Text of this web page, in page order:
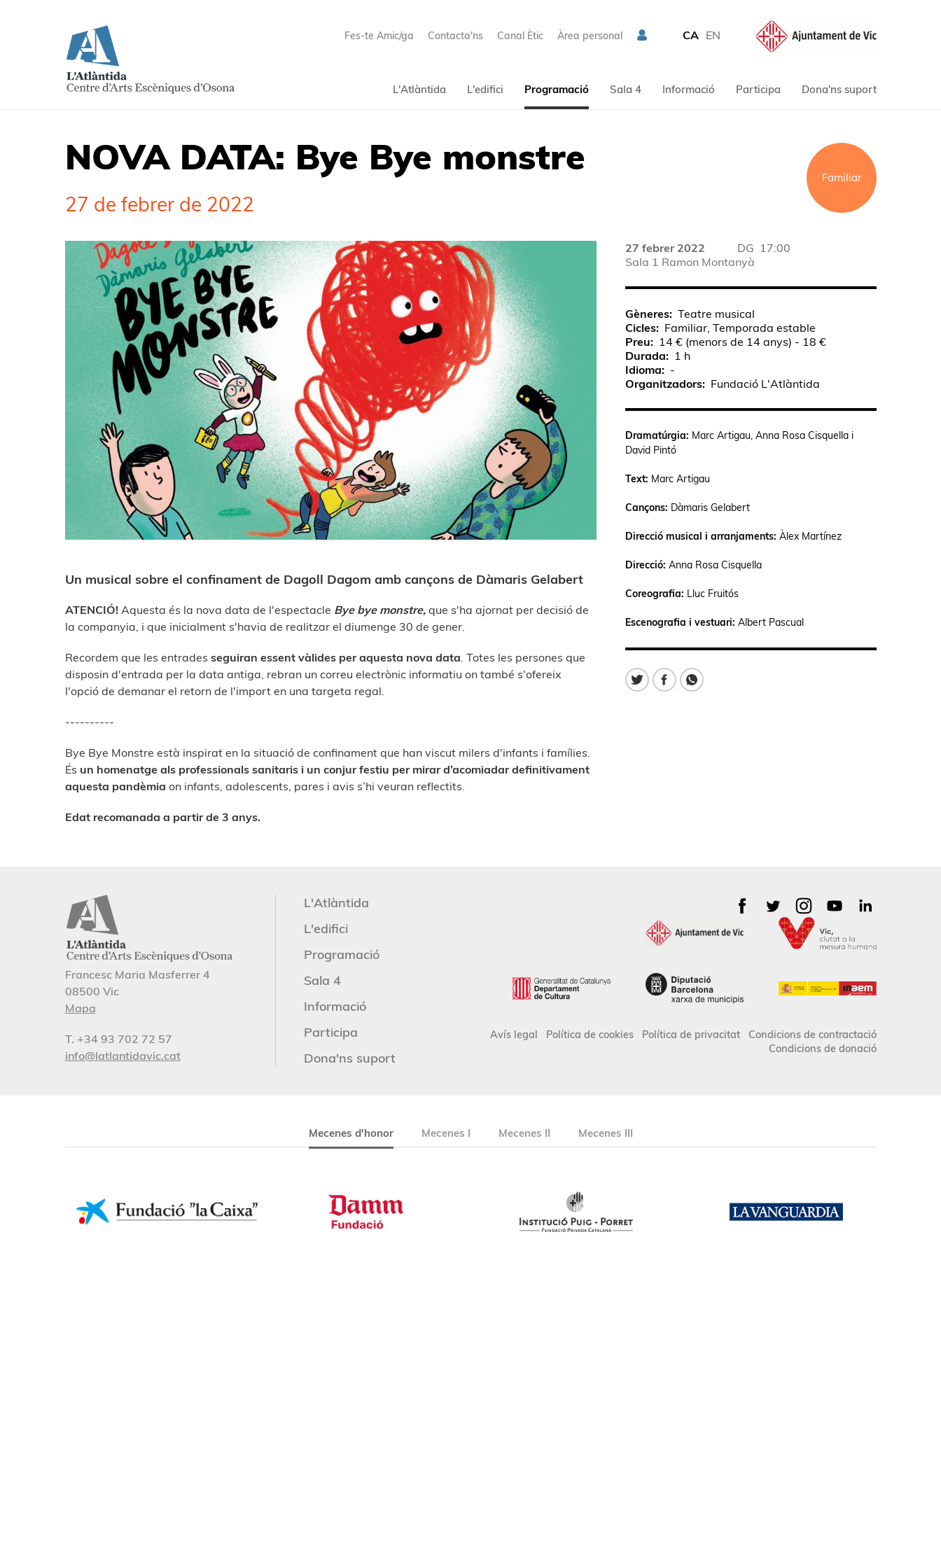
Fes-te Amic/ga Contacta'ns Canal Ètic Àrea personal CA EN
L'Atlàntida L'edifici Programació Sala 4 Informació Participa Dona'ns suport
NOVA DATA: Bye Bye monstre
27 de febrer de 2022
Familiar
Un musical sobre el confinament de Dagoll Dagom amb cançons de Dàmaris Gelabert
ATENCIÓ!Aquesta és la nova data de l'espectacle Bye bye monstre,que s'ha ajornat per decisió de
la companyia, i que inicialment s'havia de realitzar el diumenge 30 de gener.
Recordem que les entrades seguiran essent vàlides per aquesta nova data . Totes les persones que
disposin d'entrada per la data antiga, rebran un correu electrònic informatiu on també s'ofereix
l'opció de demanar el retorn de l'import en una targeta regal.
----------
Bye Bye Monstre està inspirat en la situació de confinament que han viscut milers d'infants i famílies.
És un homenatge als professionals sanitaris i un conjur festiu per mirar d’acomiadar definitivament
aquesta pandèmia on infants, adolescents, pares i avis s’hi veuran reflectits.
Edat recomanada a partir de 3 anys.
27 febrer 2022 DG 17:00
Sala 1 Ramon Montanyà
Gèneres
Teatre musical
Cicles
Familiar, Temporada estable
Preu
14 € (menors de 14 anys) - 18 €
Durada
1 h
Idioma
-
Organitzadors
Fundació L'Atlàntida
Dramatúrgia: Marc Artigau, Anna Rosa Cisquella i
David Pintó
Text: Marc Artigau
Cançons: Dàmaris Gelabert
Direcció musical i arranjaments: Àlex Martínez
Direcció: Anna Rosa Cisquella
Coreografia: Lluc Fruitós
Escenografia i vestuari: Albert Pascual
Francesc Maria Masferrer 4
08500 Vic
Mapa
T. +34 93 702 72 57
info@latlantidavic.cat
L'Atlàntida
L'edifici
Programació
Sala 4
Informació
Participa
Dona'ns suport
Avís legal Política de cookies Política de privacitat
Condicions de contractació
Condicions de donació
Mecenes d'honor Mecenes I Mecenes II Mecenes III